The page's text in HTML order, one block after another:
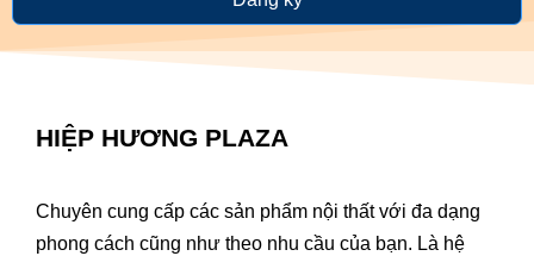
HIỆP HƯƠNG PLAZA
Chuyên cung cấp các sản phẩm nội thất với đa dạng
phong cách cũng như theo nhu cầu của bạn. Là hệ